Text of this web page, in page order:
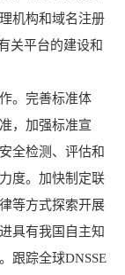
机构和域名注册
关平台的建设和
。完善标准体
，加强标准宣
全检测、评估和
度。加快制定联
等方式探索开展
具有我国自主知
跟踪全球DNSSE